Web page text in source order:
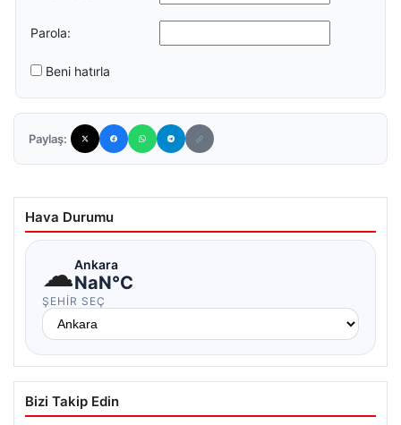
Parola:
Beni hatırla
Paylaş:
Hava Durumu
☁Ankara
NaN°C
ŞEHIR SEÇ
Bizi Takip Edin